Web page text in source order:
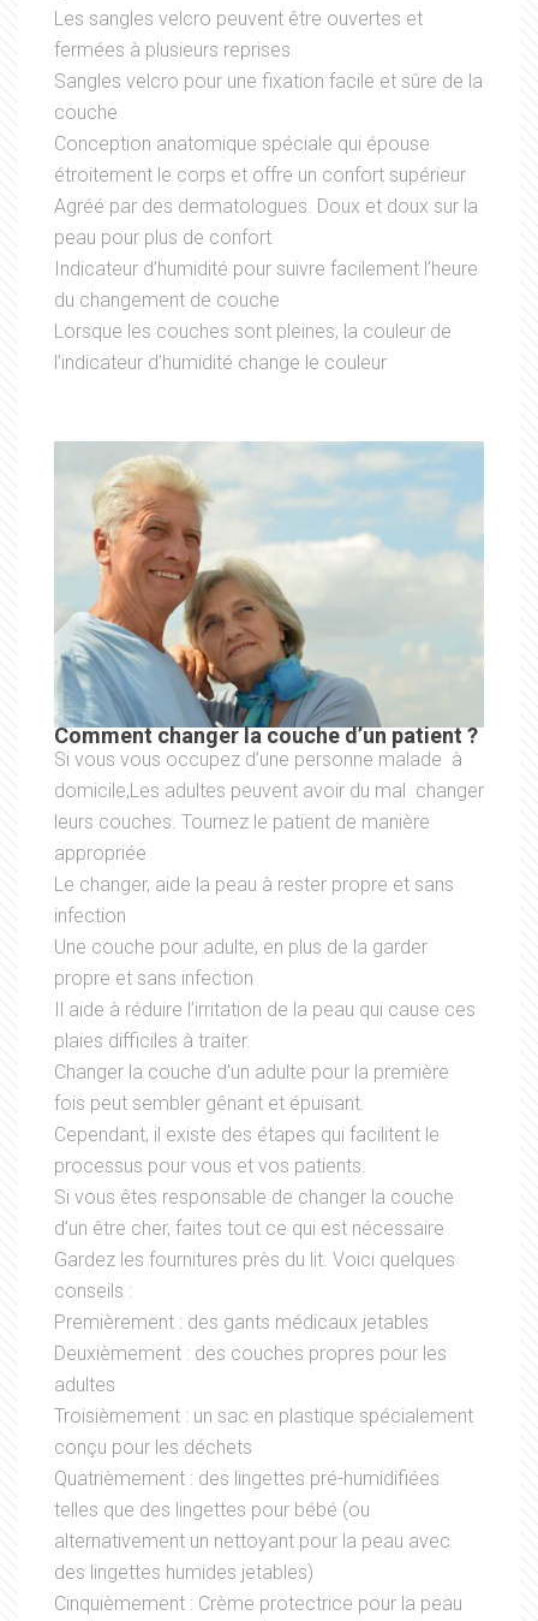
Les sangles velcro peuvent être ouvertes et
fermées à plusieurs reprises
Sangles velcro pour une fixation facile et sûre de la
couche
Conception anatomique spéciale qui épouse
étroitement le corps et offre un confort supérieur
Agréé par des dermatologues. Doux et doux sur la
peau pour plus de confort
Indicateur d’humidité pour suivre facilement l’heure
du changement de couche
Lorsque les couches sont pleines, la couleur de
l’indicateur d’humidité change le couleur
Comment changer la couche d’un patient ?
Si vous vous occupez d’une personne malade à
domicile,Les adultes peuvent avoir du mal changer
leurs couches. Tournez le patient de manière
appropriée
Le changer, aide la peau à rester propre et sans
infection
Une couche pour adulte, en plus de la garder
propre et sans infection
Il aide à réduire l’irritation de la peau qui cause ces
plaies difficiles à traiter.
Changer la couche d’un adulte pour la première
fois peut sembler gênant et épuisant.
Cependant, il existe des étapes qui facilitent le
processus pour vous et vos patients.
Si vous êtes responsable de changer la couche
d’un être cher, faites tout ce qui est nécessaire
Gardez les fournitures près du lit. Voici quelques
conseils :
Premièrement : des gants médicaux jetables
Deuxièmement : des couches propres pour les
adultes
Troisièmement : un sac en plastique spécialement
conçu pour les déchets
Quatrièmement : des lingettes pré-humidifiées
telles que des lingettes pour bébé (ou
alternativement un nettoyant pour la peau avec
des lingettes humides jetables)
Cinquièmement : Crème protectrice pour la peau